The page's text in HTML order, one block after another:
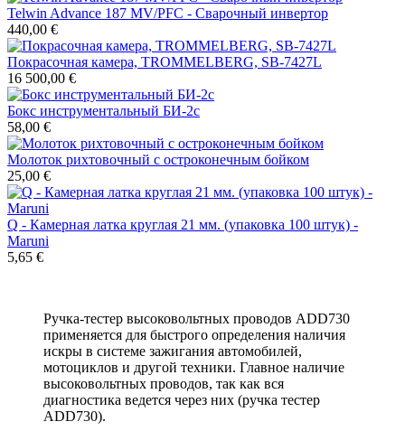
Telwin Advance 187 MV/PFC - Сварочный инвертор
440,00 €
Покрасочная камера, TROMMELBERG, SB-7427L
16 500,00 €
Бокс инструментальный БИ-2с
58,00 €
Молоток рихтовочный с остроконечным бойком
25,00 €
Q - Камерная латка круглая 21 мм. (упаковка 100 штук) -
Maruni
5,65 €
Ручка-тестер высоковольтных проводов ADD730
применяется для быстрого определения наличия
искры в системе зажигания автомобилей,
мотоциклов и другой техники. Главное наличие
высоковольтных проводов, так как вся
диагностика ведется через них (ручка тестер
ADD730).